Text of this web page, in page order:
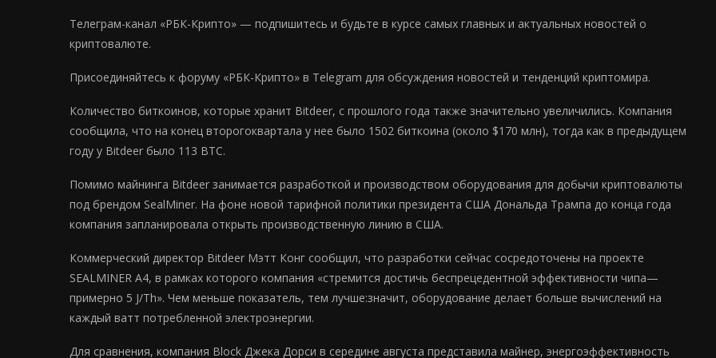
Телеграм-канал «РБК-Крипто» — подпишитесь и будьте в курсе самых главных и актуальных новостей о
криптовалюте.
Присоединяйтесь к форуму «РБК-Крипто» в Telegram для обсуждения новостей и тенденций криптомира.
Количество биткоинов, которые хранит Bitdeer, с прошлого года также значительно увеличились. Компания
сообщила, что на конец второгоквартала у нее было 1502 биткоина (около $170 млн), тогда как в предыдущем
году у Bitdeer было 113 BTC.
Помимо майнинга Bitdeer занимается разработкой и производством оборудования для добычи криптовалюты
под брендом SealMiner. На фоне новой тарифной политики президента США Дональда Трампа до конца года
компания запланировала открыть производственную линию в США.
Коммерческий директор Bitdeer Мэтт Конг сообщил, что разработки сейчас сосредоточены на проекте
SEALMINER A4, в рамках которого компания «стремится достичь беспрецедентной эффективности чипа—
примерно 5 J/Th». Чем меньше показатель, тем лучше:значит, оборудование делает больше вычислений на
каждый ватт потребленной электроэнергии.
Для сравнения, компания Block Джека Дорси в середине августа представила майнер, энергоэффективность